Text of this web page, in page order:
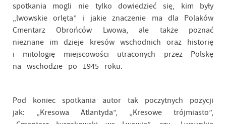
spotkania mogli nie tylko dowiedzieć się, kim były
„lwowskie orlęta” i jakie znaczenie ma dla Polaków
Cmentarz Obrońców Lwowa, ale także poznać
nieznane im dzieje kresów wschodnich oraz historię
i mitologię miejscowości utraconych przez Polskę
na wschodzie po 1945 roku.
Pod koniec spotkania autor tak poczytnych pozycji
jak: „Kresowa Atlantyda”, „Kresowe trójmiasto”,